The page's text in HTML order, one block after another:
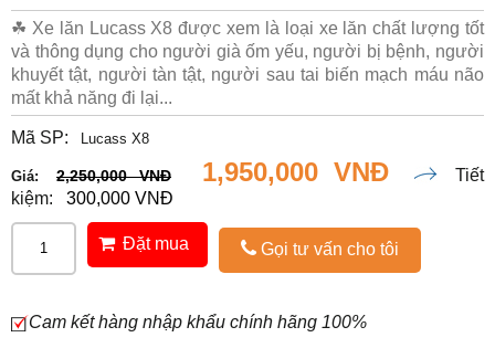
☘ Xe lăn Lucass X8 được xem là loại xe lăn chất lượng tốt
và thông dụng cho người già ốm yếu, người bị bệnh, người
khuyết tật, người tàn tật, người sau tai biến mạch máu não
mất khả năng đi lại...
Mã SP: Lucass X8
Giá: 2,250,000 VNĐ 1,950,000 VNĐ
Tiết
kiệm:
300,000 VNĐ
Đặt mua Gọi tư vấn cho tôi
Cam kết hàng nhập khẩu chính hãng 100%